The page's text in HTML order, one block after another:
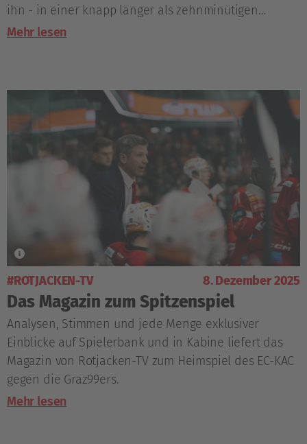
ihn - in einer knapp länger als zehnminütigen
Ausgabe - Revue passieren.
Mehr lesen
#ROTJACKEN-TV 8. Dezember 2025
Das Magazin zum Spitzenspiel
Analysen, Stimmen und jede Menge exklusiver
Einblicke auf Spielerbank und in Kabine liefert das
Magazin von Rotjacken-TV zum Heimspiel des EC-KAC
gegen die Graz99ers.
Mehr lesen